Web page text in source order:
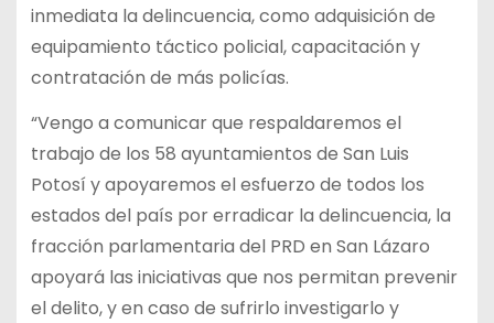
inmediata la delincuencia, como adquisición de
equipamiento táctico policial, capacitación y
contratación de más policías.
“Vengo a comunicar que respaldaremos el
trabajo de los 58 ayuntamientos de San Luis
Potosí y apoyaremos el esfuerzo de todos los
estados del país por erradicar la delincuencia, la
fracción parlamentaria del PRD en San Lázaro
apoyará las iniciativas que nos permitan prevenir
el delito, y en caso de sufrirlo investigarlo y